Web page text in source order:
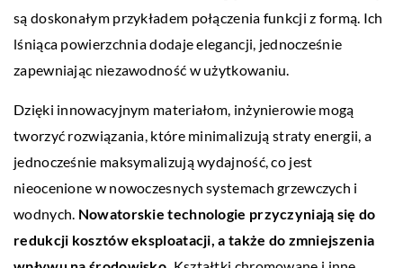
są doskonałym przykładem połączenia funkcji z formą. Ich
lśniąca powierzchnia dodaje elegancji, jednocześnie
zapewniając niezawodność w użytkowaniu.
Dzięki innowacyjnym materiałom, inżynierowie mogą
tworzyć rozwiązania, które minimalizują straty energii, a
jednocześnie maksymalizują wydajność, co jest
nieocenione w nowoczesnych systemach grzewczych i
wodnych. Nowatorskie technologie przyczyniają się do
redukcji kosztów eksploatacji, a także do zmniejszenia